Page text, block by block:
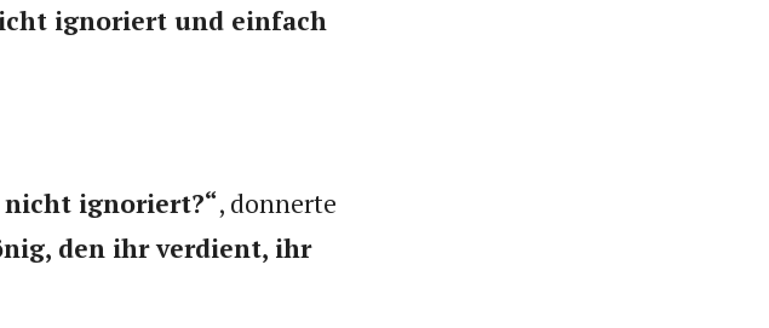
ignoriert und einfach
ignoriert?“, donnerte
den ihr verdient, ihr